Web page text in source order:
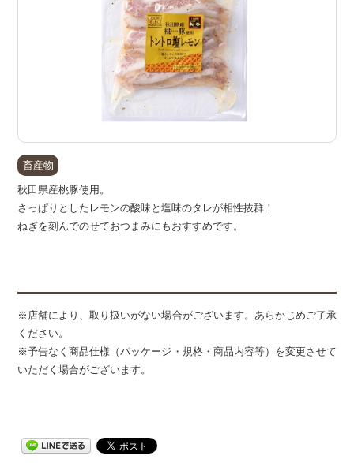
畜産物
秋田県産桃豚使用。
さっぱりとしたレモンの酸味と塩味のタレが相性抜群！
ねぎを刻んでのせておつまみにもおすすめです。
※店舗により、取り扱いがない場合がございます。あらかじめご了承
ください。
※予告なく商品仕様（パッケージ・規格・商品内容等）を変更させて
いただく場合がございます。